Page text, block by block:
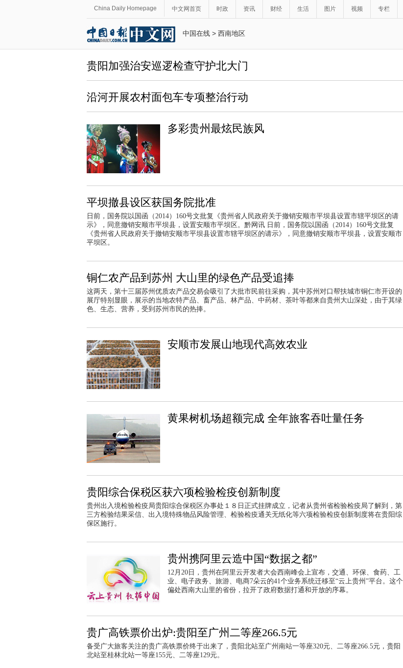
China Daily Homepage 中文网首页 时政 资讯 财经 生活 图片 视频 专栏
中国在线 > 西南地区
贵阳加强治安巡逻检查守护北大门
沿河开展农村面包车专项整治行动
多彩贵州最炫民族风
平坝撤县设区获国务院批准
日前，国务院以国函（2014）160号文批复《贵州省人民政府关于撤销安顺市平坝县设置市辖平坝区的请
示》，同意撤销安顺市平坝县，设置安顺市平坝区。黔网讯 日前，国务院以国函（2014）160号文批复
《贵州省人民政府关于撤销安顺市平坝县设置市辖平坝区的请示》，同意撤销安顺市平坝县，设置安顺市
平坝区。
铜仁农产品到苏州 大山里的绿色产品受追捧
这两天，第十三届苏州优质农产品交易会吸引了大批市民前往采购，其中苏州对口帮扶城市铜仁市开设的
展厅特别显眼，展示的当地农特产品、畜产品、林产品、中药材、茶叶等都来自贵州大山深处，由于其绿
色、生态、营养，受到苏州市民的热捧。
安顺市发展山地现代高效农业
黄果树机场超额完成 全年旅客吞吐量任务
贵阳综合保税区获六项检验检疫创新制度
贵州出入境检验检疫局贵阳综合保税区办事处１８日正式挂牌成立，记者从贵州省检验检疫局了解到，第
三方检验结果采信、出入境特殊物品风险管理、检验检疫通关无纸化等六项检验检疫创新制度将在贵阳综
保区施行。
贵州携阿里云造中国“数据之都”
12月20日，贵州在阿里云开发者大会西南峰会上宣布，交通、环保、食药、工
业、电子政务、旅游、电商7朵云的41个业务系统迁移至“云上贵州”平台。这个
偏处西南大山里的省份，拉开了政府数据打通和开放的序幕。
贵广高铁票价出炉:贵阳至广州二等座266.5元
备受广大旅客关注的贵广高铁票价终于出来了，贵阳北站至广州南站一等座320元、二等座266.5元，贵阳
北站至桂林北站一等座155元、二等座129元。